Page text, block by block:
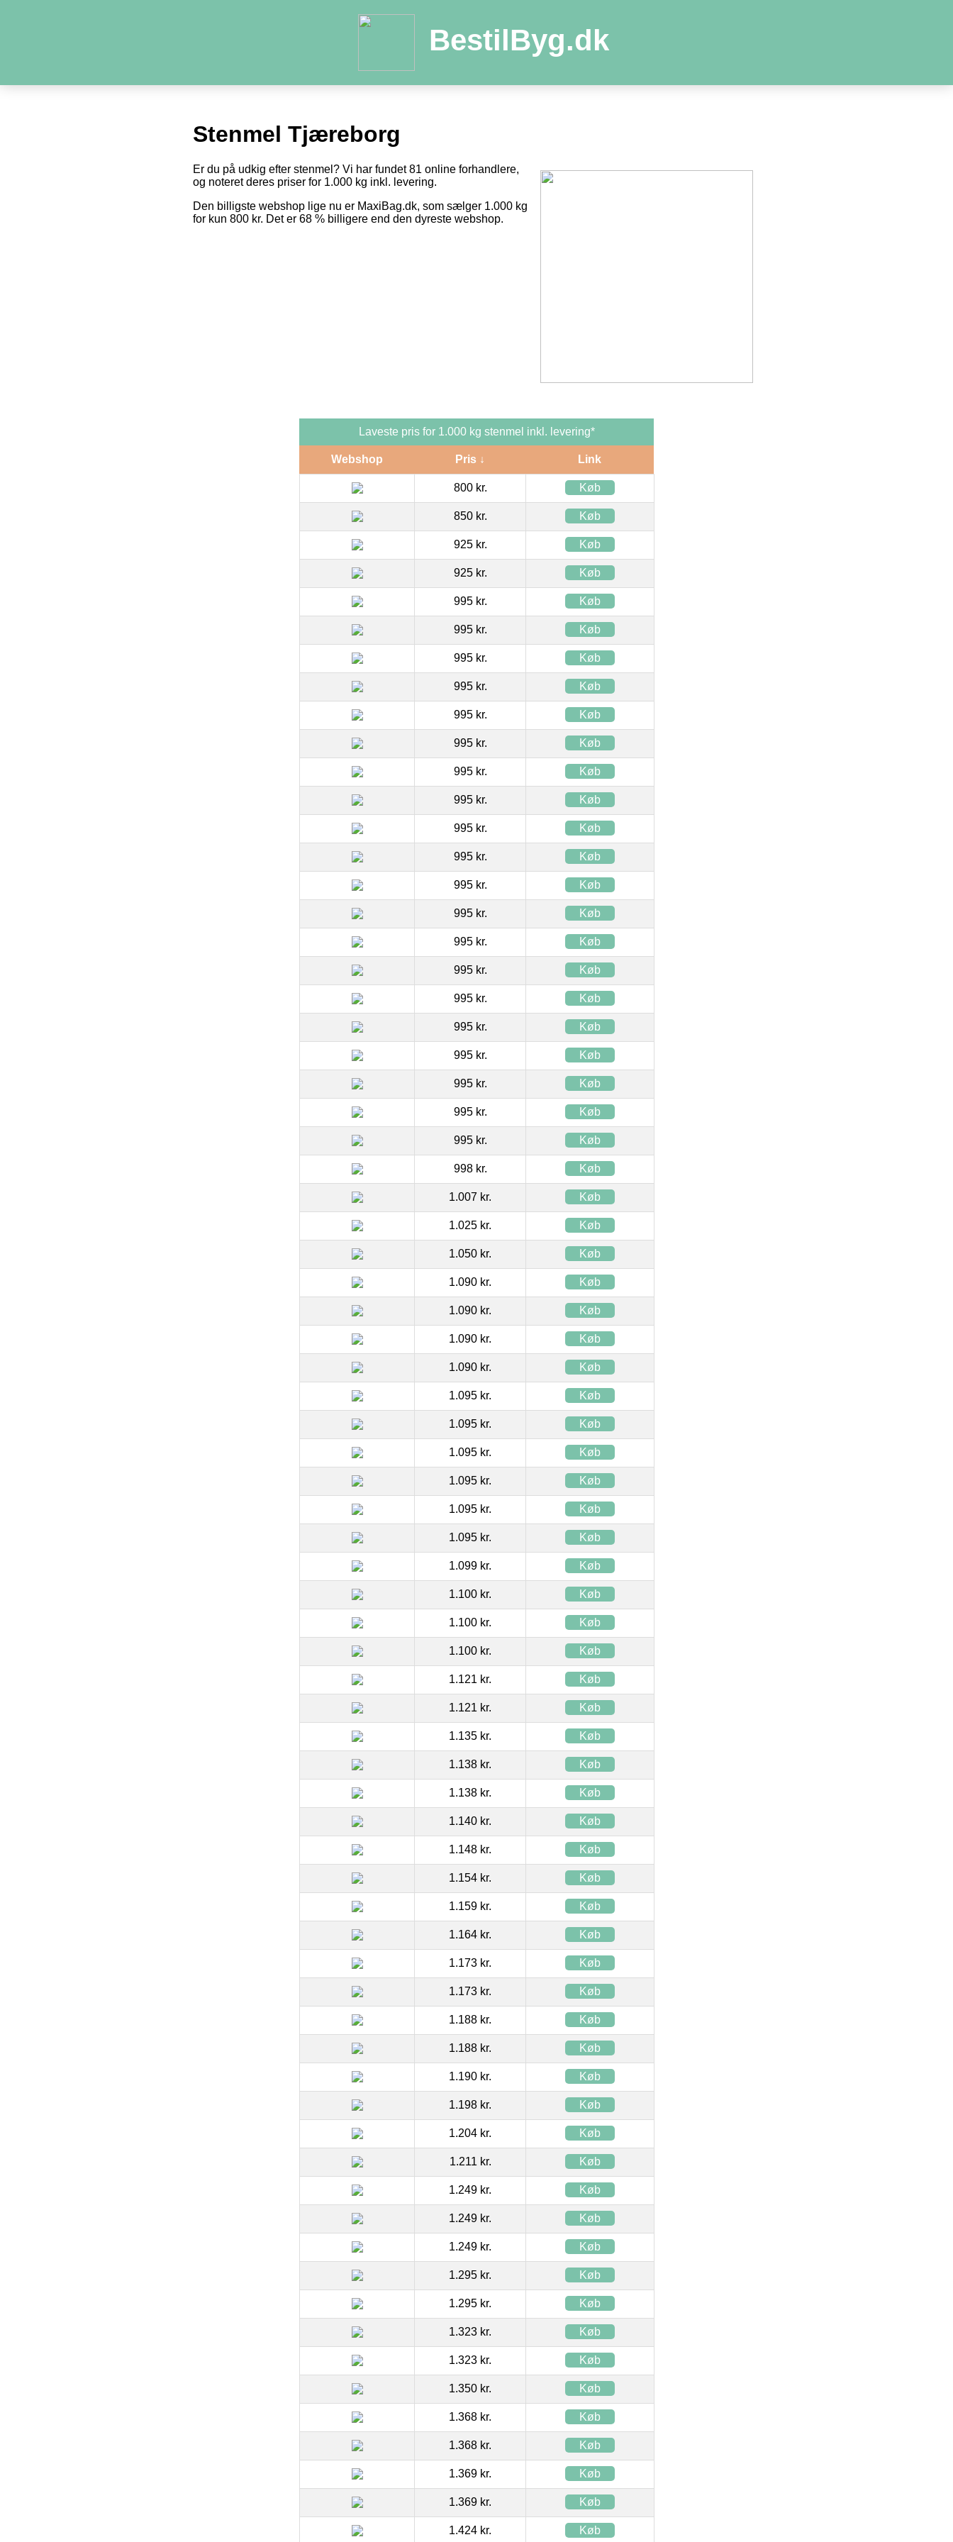
BestilByg.dk
Stenmel Tjæreborg
Er du på udkig efter stenmel? Vi har fundet 81 online forhandlere,
og noteret deres priser for 1.000 kg inkl. levering.
Den billigste webshop lige nu er MaxiBag.dk, som sælger 1.000 kg
for kun 800 kr. Det er 68 % billigere end den dyreste webshop.
Laveste pris for 1.000 kg stenmel inkl. levering*
Webshop Pris ↓ Link
800 kr. Køb
850 kr. Køb
925 kr. Køb
925 kr. Køb
995 kr. Køb
995 kr. Køb
995 kr. Køb
995 kr. Køb
995 kr. Køb
995 kr. Køb
995 kr. Køb
995 kr. Køb
995 kr. Køb
995 kr. Køb
995 kr. Køb
995 kr. Køb
995 kr. Køb
995 kr. Køb
995 kr. Køb
995 kr. Køb
995 kr. Køb
995 kr. Køb
995 kr. Køb
995 kr. Køb
998 kr. Køb
1.007 kr. Køb
1.025 kr. Køb
1.050 kr. Køb
1.090 kr. Køb
1.090 kr. Køb
1.090 kr. Køb
1.090 kr. Køb
1.095 kr. Køb
1.095 kr. Køb
1.095 kr. Køb
1.095 kr. Køb
1.095 kr. Køb
1.095 kr. Køb
1.099 kr. Køb
1.100 kr. Køb
1.100 kr. Køb
1.100 kr. Køb
1.121 kr. Køb
1.121 kr. Køb
1.135 kr. Køb
1.138 kr. Køb
1.138 kr. Køb
1.140 kr. Køb
1.148 kr. Køb
1.154 kr. Køb
1.159 kr. Køb
1.164 kr. Køb
1.173 kr. Køb
1.173 kr. Køb
1.188 kr. Køb
1.188 kr. Køb
1.190 kr. Køb
1.198 kr. Køb
1.204 kr. Køb
1.211 kr. Køb
1.249 kr. Køb
1.249 kr. Køb
1.249 kr. Køb
1.295 kr. Køb
1.295 kr. Køb
1.323 kr. Køb
1.323 kr. Køb
1.350 kr. Køb
1.368 kr. Køb
1.368 kr. Køb
1.369 kr. Køb
1.369 kr. Køb
1.424 kr. Køb